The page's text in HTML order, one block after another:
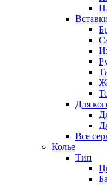
Для
Все
Колье
Тип